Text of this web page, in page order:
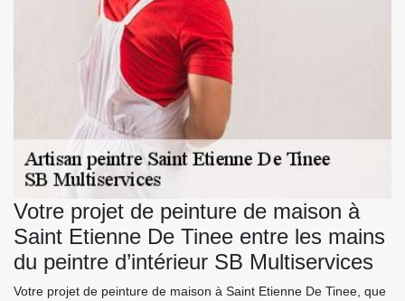
Votre projet de peinture de maison à
Saint Etienne De Tinee entre les mains
du peintre d’intérieur SB Multiservices
Votre projet de peinture de maison à Saint Etienne De Tinee, que